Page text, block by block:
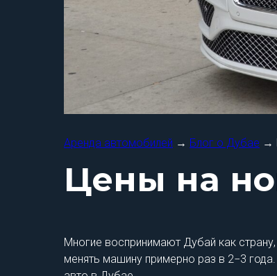
Аренда автомобилей → Блог о Дубае →
Цены на
Многие воспринимают Дубай как
менять машину примерно раз в 2−3